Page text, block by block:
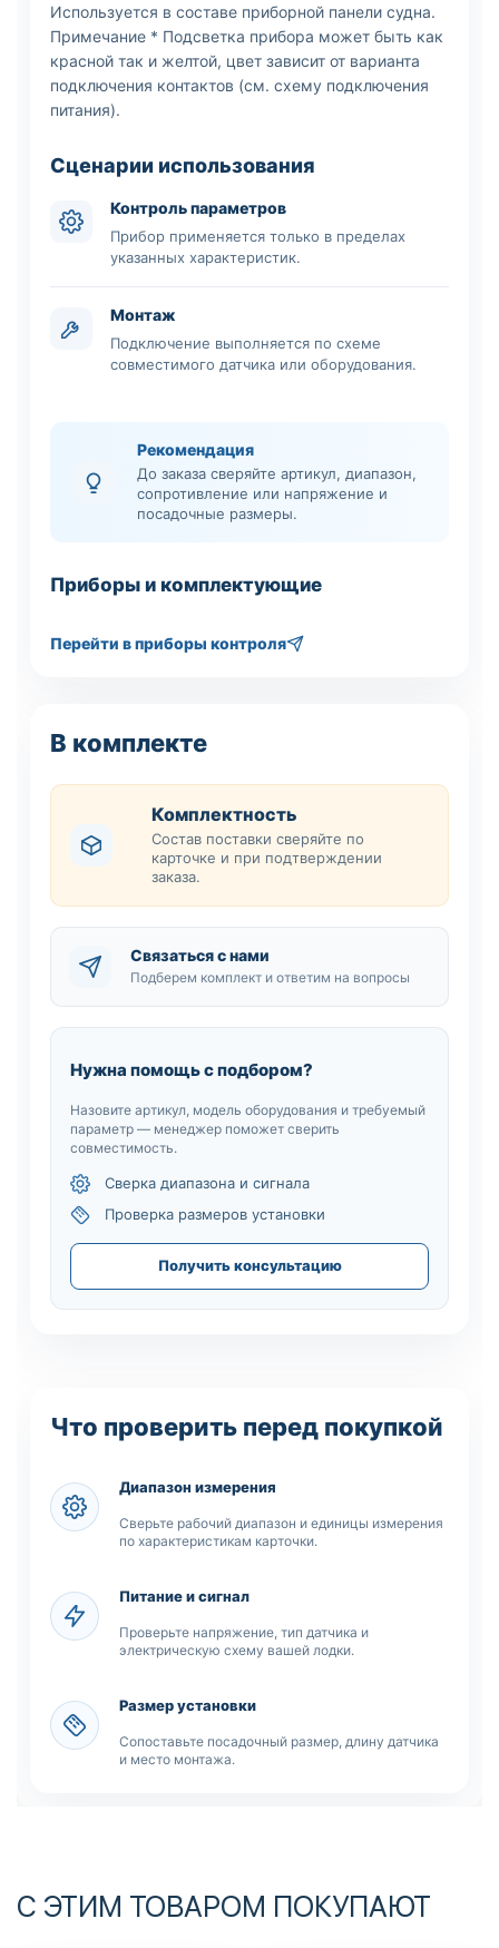
Используется в составе приборной панели судна.
Примечание * Подсветка прибора может быть как
красной так и желтой, цвет зависит от варианта
подключения контактов (см. схему подключения
питания).
Сценарии использования
Контроль параметров
Прибор применяется только в пределах
указанных характеристик.
Монтаж
Подключение выполняется по схеме
совместимого датчика или оборудования.
Рекомендация
До заказа сверяйте артикул, диапазон,
сопротивление или напряжение и
посадочные размеры.
Приборы и комплектующие
Перейти в приборы контроля
В комплекте
Комплектность
Состав поставки сверяйте по
карточке и при подтверждении
заказа.
Связаться с нами
Подберем комплект и ответим на вопросы
Нужна помощь с подбором?
Назовите артикул, модель оборудования и требуемый
параметр — менеджер поможет сверить
совместимость.
Сверка диапазона и сигнала
Проверка размеров установки
Получить консультацию
Что проверить перед покупкой
Диапазон измерения
Сверьте рабочий диапазон и единицы измерения
по характеристикам карточки.
Питание и сигнал
Проверьте напряжение, тип датчика и
электрическую схему вашей лодки.
Размер установки
Сопоставьте посадочный размер, длину датчика
и место монтажа.
С ЭТИМ ТОВАРОМ ПОКУПАЮТ